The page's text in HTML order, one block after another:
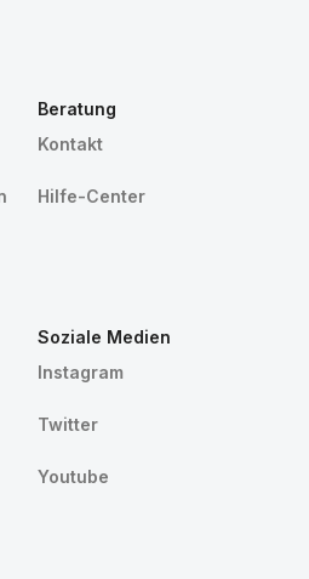
Beratung
Kontakt
Hilfe-Center
Soziale Medien
Instagram
Twitter
Youtube